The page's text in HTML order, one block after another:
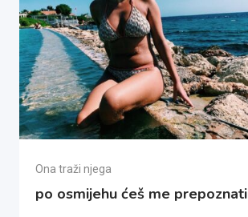
Ona traži njega
po osmijehu ćeš me prepoznati